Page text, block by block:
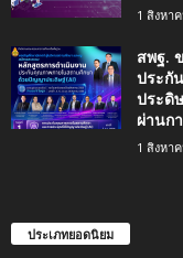
1 สิงหา
สพฐ.
ประกั
ประดิ
ผ่านก
1 สิงหา
ประเภทยอดนิยม